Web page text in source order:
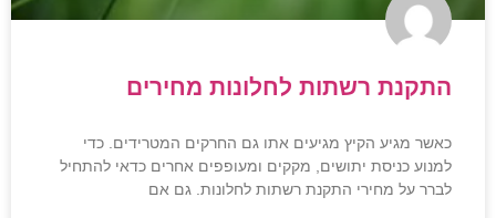
התקנת רשתות לחלונות מחירים
כאשר מגיע הקיץ מגיעים אתו גם החרקים המטרידים. כדי
למנוע כניסת יתושים, מקקים ומעופפים אחרים כדאי להתחיל
לברר על מחירי התקנת רשתות לחלונות. גם אם